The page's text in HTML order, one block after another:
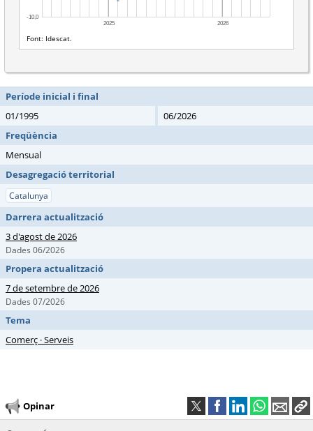
Període inicial i final
01/1995
06/2026
Freqüència
Mensual
Desagregació territorial
Catalunya
Darrera actualització
3 d'agost de 2026
Dades 06/2026
Propera actualització
7 de setembre de 2026
Dades 07/2026
Tema
Comerç · Serveis
Opinar